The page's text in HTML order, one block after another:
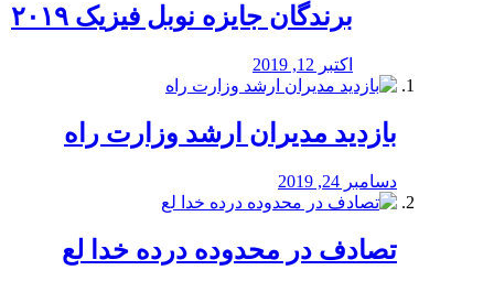
برندگان جایزه نوبل فیزیک ۲۰۱۹
اکتبر 12, 2019
بازدید مدیران ارشد وزارت راه
دسامبر 24, 2019
تصادف در محدوده درده خدا لع